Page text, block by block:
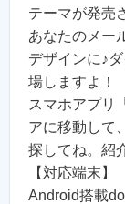
テーマが発売
あなたのメー
デザインに♪
場しますよ！
スマホアプリ
アに移動して
探してね。紹
【対応端末】
Android搭載